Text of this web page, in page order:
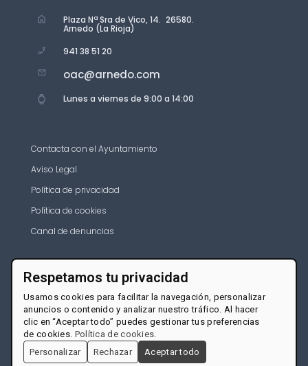
Plaza Nª Sra de Vico, 14. 26580.
Arnedo (La Rioja)
941 38 51 20
oac@arnedo.com
Lunes a viernes de 9:00 a 14:00
Contacta con el Ayuntamiento
Aviso Legal
Política de privacidad
Política de cookies
Canal de denuncias
Respetamos tu privacidad
Usamos cookies para facilitar la navegación, personalizar
anuncios o contenido y analizar nuestro tráfico. Al hacer
clic en “Aceptar todo” puedes gestionar tus preferencias
de cookies. Política de cookies.
Personalizar
Rechazar Aceptar todo